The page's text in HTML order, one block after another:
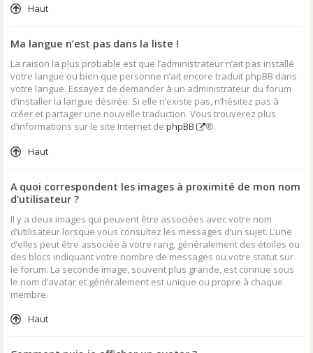
Haut
Ma langue n’est pas dans la liste !
La raison la plus probable est que l’administrateur n’ait pas installé
votre langue ou bien que personne n’ait encore traduit phpBB dans
votre langue. Essayez de demander à un administrateur du forum
d’installer la langue désirée. Si elle n’existe pas, n’hésitez pas à
créer et partager une nouvelle traduction. Vous trouverez plus
d’informations sur le site Internet de phpBB ®.
Haut
A quoi correspondent les images à proximité de mon nom
d’utilisateur ?
Il y a deux images qui peuvent être associées avec votre nom
d’utilisateur lorsque vous consultez les messages d’un sujet. L’une
d’elles peut être associée à votre rang, généralement des étoiles ou
des blocs indiquant votre nombre de messages ou votre statut sur
le forum. La seconde image, souvent plus grande, est connue sous
le nom d’avatar et généralement est unique ou propre à chaque
membre.
Haut